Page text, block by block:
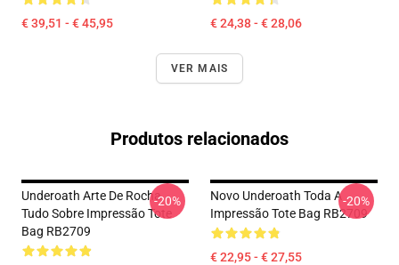
€ 39,51 - € 45,95 € 24,38 - € 28,06
VER MAIS
Produtos relacionados
Underoath Arte De Rocha
Tudo Sobre Impressão Tote
Bag RB2709
-20%
Novo Underoath Toda A
Impressão Tote Bag RB2709
€ 22,95 - € 27,55
-20%